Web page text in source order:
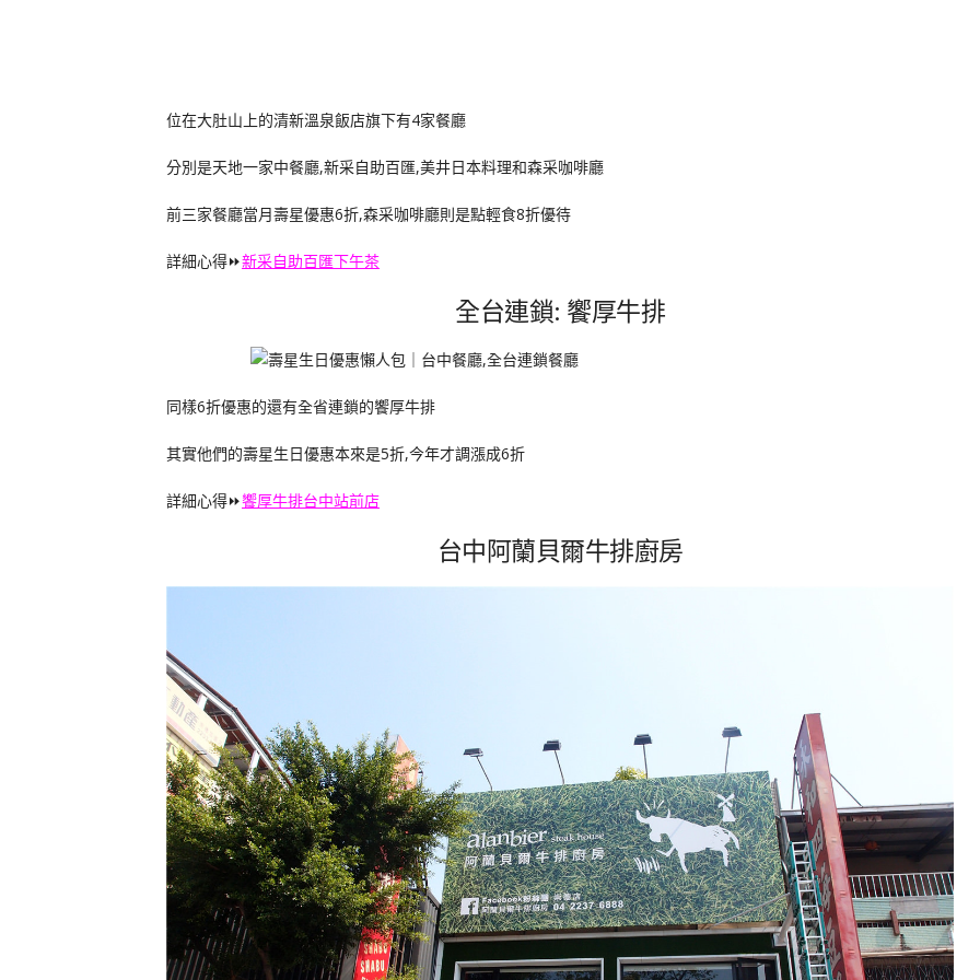
位在大肚山上的清新溫泉飯店旗下有4家餐廳
分別是天地一家中餐廳,新采自助百匯,美井日本料理和森采咖啡廳
前三家餐廳當月壽星優惠6折,森采咖啡廳則是點輕食8折優待
詳細心得⏩新采自助百匯下午茶
全台連鎖: 饗厚牛排
同樣6折優惠的還有全省連鎖的饗厚牛排
其實他們的壽星生日優惠本來是5折,今年才調漲成6折
詳細心得⏩饗厚牛排台中站前店
台中阿蘭貝爾牛排廚房